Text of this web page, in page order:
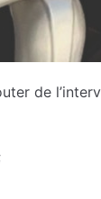
de